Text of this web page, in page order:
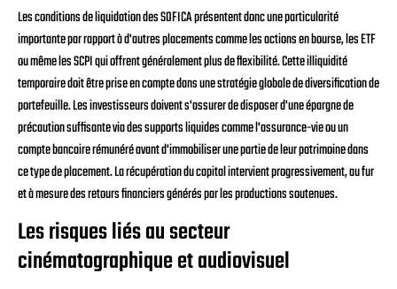
Les conditions de liquidation des SOFICA présentent donc une particularité
importante par rapport à d'autres placements comme les actions en bourse, les ETF
ou même les SCPI qui offrent généralement plus de flexibilité. Cette illiquidité
temporaire doit être prise en compte dans une stratégie globale de diversification de
portefeuille. Les investisseurs doivent s'assurer de disposer d'une épargne de
précaution suffisante via des supports liquides comme l'assurance-vie ou un
compte bancaire rémunéré avant d'immobiliser une partie de leur patrimoine dans
ce type de placement. La récupération du capital intervient progressivement, au fur
et à mesure des retours financiers générés par les productions soutenues.
Les risques liés au secteur
cinématographique et audiovisuel